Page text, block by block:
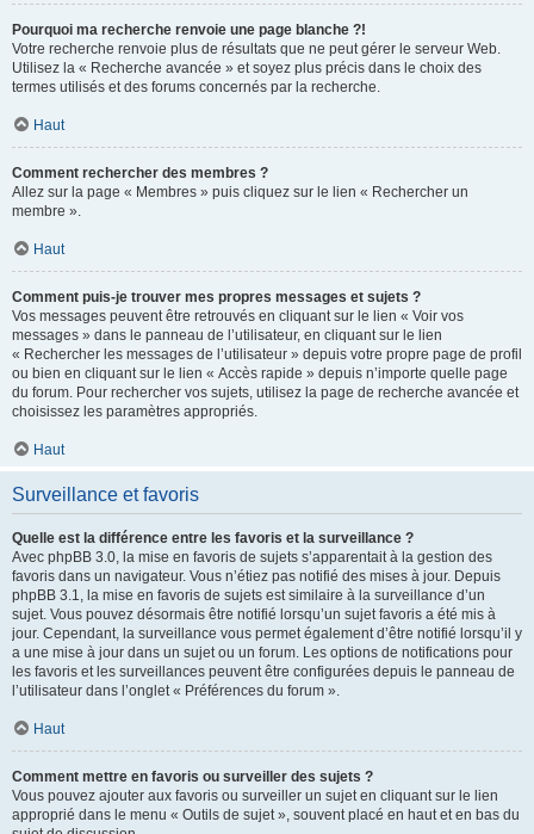
Pourquoi ma recherche renvoie une page blanche ?!
Votre recherche renvoie plus de résultats que ne peut gérer le serveur Web.
Utilisez la « Recherche avancée » et soyez plus précis dans le choix des
termes utilisés et des forums concernés par la recherche.
Haut
Comment rechercher des membres ?
Allez sur la page « Membres » puis cliquez sur le lien « Rechercher un
membre ».
Haut
Comment puis-je trouver mes propres messages et sujets ?
Vos messages peuvent être retrouvés en cliquant sur le lien « Voir vos
messages » dans le panneau de l’utilisateur, en cliquant sur le lien
« Rechercher les messages de l’utilisateur » depuis votre propre page de profil
ou bien en cliquant sur le lien « Accès rapide » depuis n’importe quelle page
du forum. Pour rechercher vos sujets, utilisez la page de recherche avancée et
choisissez les paramètres appropriés.
Haut
Surveillance et favoris
Quelle est la différence entre les favoris et la surveillance ?
Avec phpBB 3.0, la mise en favoris de sujets s’apparentait à la gestion des
favoris dans un navigateur. Vous n’étiez pas notifié des mises à jour. Depuis
phpBB 3.1, la mise en favoris de sujets est similaire à la surveillance d’un
sujet. Vous pouvez désormais être notifié lorsqu’un sujet favoris a été mis à
jour. Cependant, la surveillance vous permet également d’être notifié lorsqu’il y
a une mise à jour dans un sujet ou un forum. Les options de notifications pour
les favoris et les surveillances peuvent être configurées depuis le panneau de
l’utilisateur dans l’onglet « Préférences du forum ».
Haut
Comment mettre en favoris ou surveiller des sujets ?
Vous pouvez ajouter aux favoris ou surveiller un sujet en cliquant sur le lien
approprié dans le menu « Outils de sujet », souvent placé en haut et en bas du